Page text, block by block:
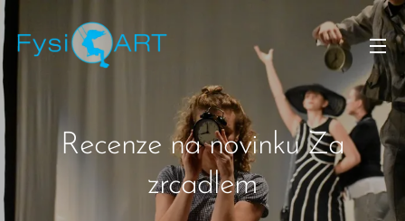
Recenze na novinku Za
zrcadlem